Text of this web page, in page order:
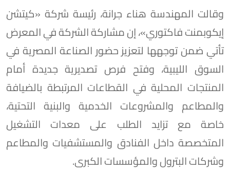
وقالت المهندسة هناء جرانة، رئيسة شركة «كيتشن
إيكوبمنت فاكتوري»، إن مشاركة الشركة في المعرض
تأتي ضمن توجهها لتعزيز حضور الصناعة المصرية في
السوق الليبية، وفتح فرص تصديرية جديدة أمام
المنتجات المحلية في القطاعات المرتبطة بالضيافة
والمطاعم والمشروعات الخدمية والبنية التحتية،
خاصة مع تزايد الطلب على معدات التشغيل
المتخصصة داخل الفنادق والمستشفيات والمطاعم
وشركات البترول والمؤسسات الكبرى.